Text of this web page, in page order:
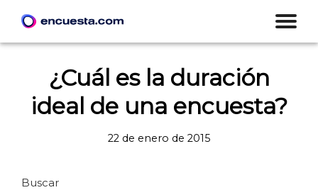
¿Cuál es la duración
ideal de una encuesta?
22 de enero de 2015
Buscar